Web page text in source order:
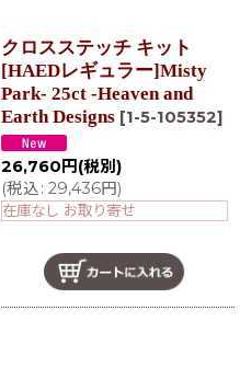
クロスステッチ キット
[HAEDレギュラー]Misty
Park- 25ct -Heaven and
Earth Designs [1-5-105352]
26,760 円 (税別)
(税込: 29,436円)
在庫なし お取り寄せ